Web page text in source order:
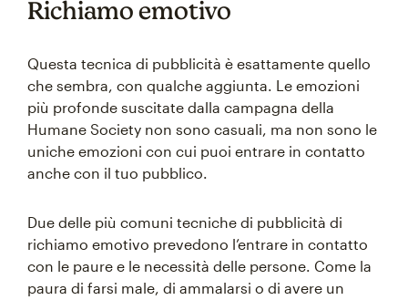
Richiamo emotivo
Questa tecnica di pubblicità è esattamente quello
che sembra, con qualche aggiunta. Le emozioni
più profonde suscitate dalla campagna della
Humane Society non sono casuali, ma non sono le
uniche emozioni con cui puoi entrare in contatto
anche con il tuo pubblico.
Due delle più comuni tecniche di pubblicità di
richiamo emotivo prevedono l’entrare in contatto
con le paure e le necessità delle persone. Come la
paura di farsi male, di ammalarsi o di avere un